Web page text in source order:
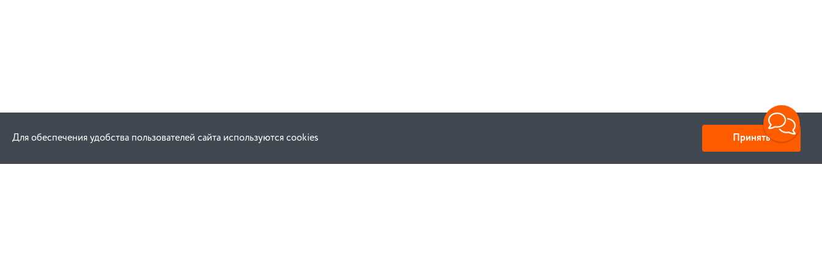
Для обеспечения удобства пользователей сайта используются cookies Принять